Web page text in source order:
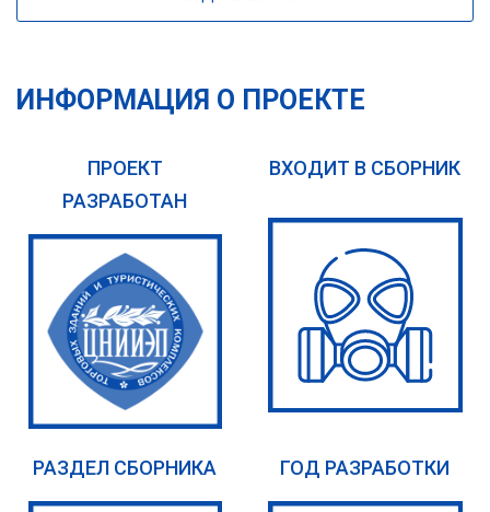
ИНФОРМАЦИЯ О ПРОЕКТЕ
ПРОЕКТ
РАЗРАБОТАН
ВХОДИТ В СБОРНИК
РАЗДЕЛ СБОРНИКА ГОД РАЗРАБОТКИ